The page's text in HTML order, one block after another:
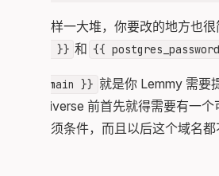
    depends_on:
      - pictrs
      - lemmy-ui
  lemmy:
image: dessalines/
    hostname: lemmy
    restart: always
别看这样一大堆，你要改的地方也
domain }} 和 {{
{{ domain }} 就是你 Lemmy 需要
署 Fediverse 前首先就得需要有一个
这是必须条件，而且以后这个域名